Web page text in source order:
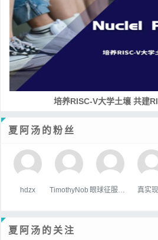
培养RISC-V大学土壤 共建
夏阿汤的粉丝
hdzx TimothyNob 真实
夏阿汤的关注